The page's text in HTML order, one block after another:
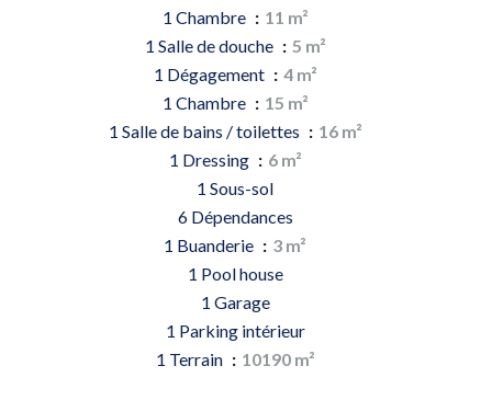
1 Chambre
11 m²
1 Salle de douche
5 m²
1 Dégagement
4 m²
1 Chambre
15 m²
1 Salle de bains / toilettes
16 m²
1 Dressing
6 m²
1 Sous-sol
6 Dépendances
1 Buanderie
3 m²
1 Pool house
1 Garage
1 Parking intérieur
1 Terrain
10190 m²